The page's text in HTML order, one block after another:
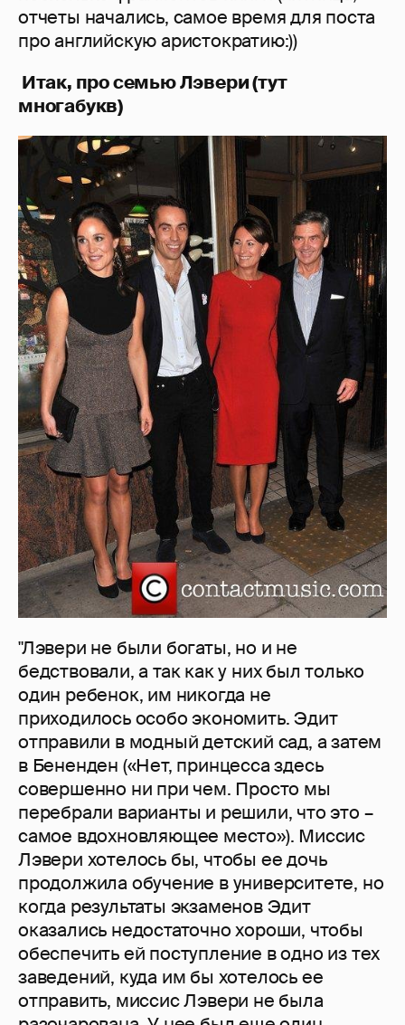
отчеты начались, самое время для поста
про английскую аристократию:))
Итак, про семью Лэвери (тут
многабукв)
"Лэвери не были богаты, но и не
бедствовали, а так как у них был только
один ребенок, им никогда не
приходилось особо экономить. Эдит
отправили в модный детский сад, а затем
в Бененден («Нет, принцесса здесь
совершенно ни при чем. Просто мы
перебрали варианты и решили, что это –
самое вдохновляющее место»). Миссис
Лэвери хотелось бы, чтобы ее дочь
продолжила обучение в университете, но
когда результаты экзаменов Эдит
оказались недостаточно хороши, чтобы
обеспечить ей поступление в одно из тех
заведений, куда им бы хотелось ее
отправить, миссис Лэвери не была